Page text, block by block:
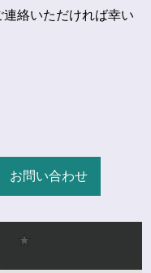
絡いただければ幸い
お問い合わせ